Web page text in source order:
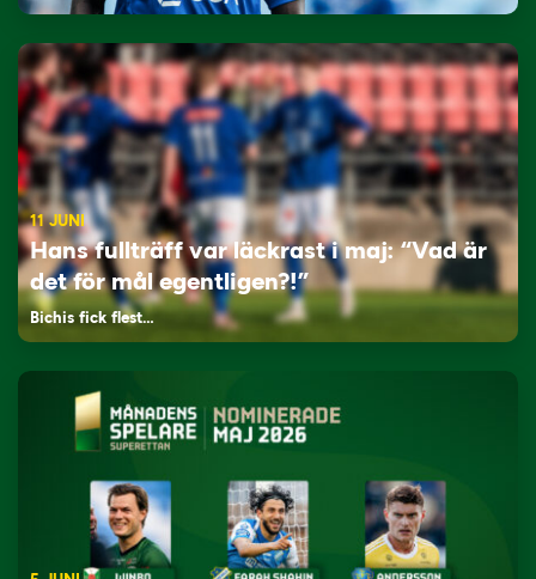
11 JUNI
Hans fullträff var läckrast i maj: “Vad är
det för mål egentligen?!”
Bichis fick flest…